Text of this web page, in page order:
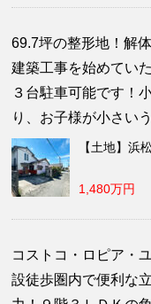
69.7坪の整形地！解
建築工事を始めてい
３台駐車可能です！
り、お子様が小さい
【土地】浜
1,480万円
コストコ・ロピア・
設徒歩圏内で便利な